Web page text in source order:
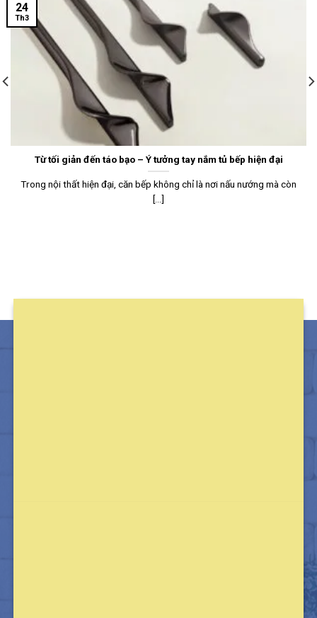
Từ tối giản đến táo bạo – Ý tưởng tay nắm tủ bếp hiện đại
Trong nội thất hiện đại, căn bếp không chỉ là nơi nấu nướng mà còn
[...]
24
Th3